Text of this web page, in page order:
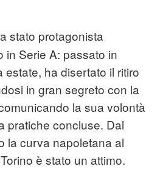
stato protagonista
in Serie A: passato in
ha disertato il ritiro
in gran segreto con la
la sua volontà
pratiche concluse. Dal
la curva napoletana al
è stato un attimo.